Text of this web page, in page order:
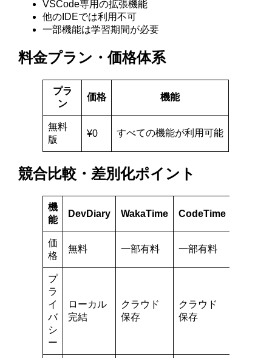
VSCode専用の拡張機能
他のIDEでは利用不可
一部機能は学習期間が必要
料金プラン・価格体系
プラ
ン
価格 機能
無料
版
¥0 すべての機能が利用可能
競合比較・差別化ポイント
機
能
DevDiary WakaTime CodeTime
価
格
無料 一部有料 一部有料
プ
ラ
イ
バ
シ
ー
ローカル
完結
クラウド
保存
クラウド
保存